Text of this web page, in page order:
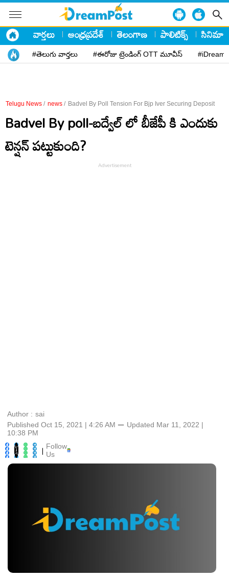
వార్తలు ఆంధ్రప్రదేశ్ తెలంగాణ పాలిటిక్స్ సినిమా
#తెలుగు వార్తలు #ఈరోజు ట్రెండింగ్ OTT మూవీస్
Telugu News / news / Badvel By Poll Tension For Bjp Iver Securing Deposit
Badvel By poll-బద్వేల్ లో బీజేపీ కి ఎందుకు
టెన్ష‌న్ ప‌ట్టుకుంది?
Author : sai
Published Oct 15, 2021 | 4:26 AM ⚊ Updated Mar 11, 2022 |
10:38 PM
| Follow
Us